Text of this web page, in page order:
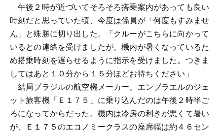
午後２時が近づいてそろそろ搭乗案内があっても良い
時刻だと思っていた頃、今度は係員が「何度もすみませ
ん」と殊勝に切り出した。「クルーがこちらに向かって
いるとの連絡を受けましたが、機内が暑くなっているた
め搭乗時刻を遅らせるように指示を受けました。つきま
してはあと１０分から１５分ほどお待ちください」
結局ブラジルの航空機メーカー、エンブラエルのジェ
ット旅客機「Ｅ１７５」に乗り込んだのは午後２時半ご
ろになってからだった。機内は冷房の利きが悪くて暑い
が、Ｅ１７５のエコノミークラスの座席幅は約４６セン